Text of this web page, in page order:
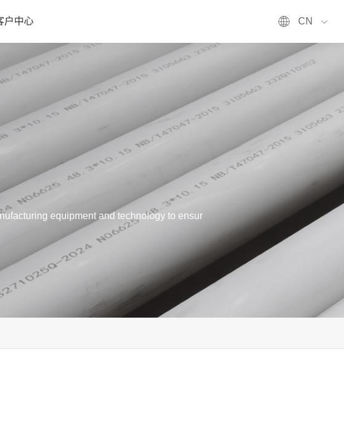
户中心 CN
equipment and technology to ensur